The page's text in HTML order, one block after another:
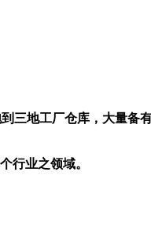
三地工厂仓库，大量
行业之领域。